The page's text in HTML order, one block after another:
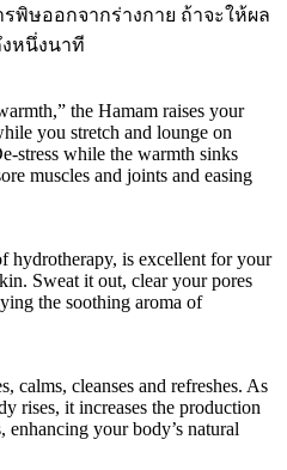
พิษออกจากร่างกาย ถ้าจะให้ผล
หนึ่งนาที
the Hamam raises your
you stretch and lounge on
stress while the warmth sinks
muscles and joints and easing
hydrotherapy, is excellent for your
Sweat it out, clear your pores
the soothing aroma of
calms, cleanses and refreshes. As
rises, it increases the production
your body’s natural